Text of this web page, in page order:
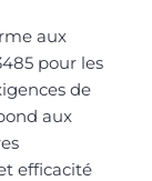
aux
pour les
de
aux
efficacité